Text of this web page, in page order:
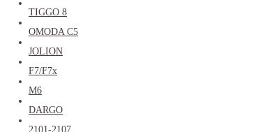
TIGGO 8
OMODA C5
JOLION
F7/F7x
M6
DARGO
2101-2107